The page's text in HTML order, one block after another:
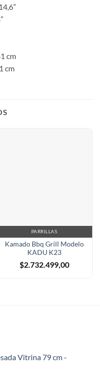
cm
cm
PARRILLAS
Kamado Bbq Grill Modelo
KADU K23
$2.732.499,00
Vitrina 79 cm -